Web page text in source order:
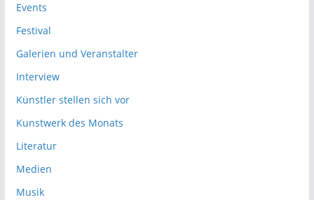
Events
Festival
Galerien und Veranstalter
Interview
Künstler stellen sich vor
Kunstwerk des Monats
Literatur
Medien
Musik